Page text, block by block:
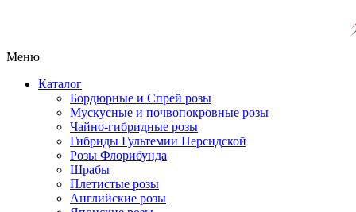
Меню
Каталог
Бордюрные и Спрей розы
Мускусные и почвопокровные розы
Чайно-гибридные розы
Гибриды Гультемии Персидской
Розы Флорибунда
Шрабы
Плетистые розы
Английские розы